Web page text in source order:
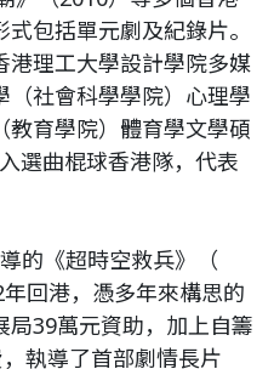
包括單元劇及紀錄片。
港理工大學設計學院多媒
（社會科學學院）心理學
教育學院）體育學文學碩
選曲棍球香港隊，代表
的《超時空救兵》（
回港，憑多年來構思的
39萬元資助，加上自籌
執導了首部劇情長片